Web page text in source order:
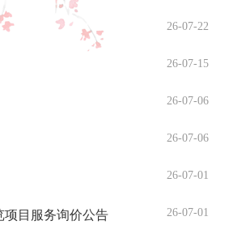
26-07-22
26-07-15
26-07-06
26-07-06
26-07-01
目服务询价公告 26-07-01